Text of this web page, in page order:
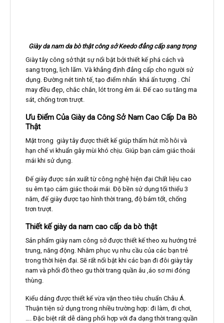
Giày da nam da bò thật công sở Keedo đẳng cấp sang trọng
Giày tây công sở thật sự nổi bật bởi thiết kế phá cách và
sang trọng, lịch lãm. Và khẳng định đẳng cấp cho người sử
dụng. Đường nét tinh tế, tạo điểm nhấn khá ấn tượng . Chỉ
may đều đẹp, chắc chắn, lót trong êm ái. Đế cao su tăng ma
sát, chống trơn trượt.
Ưu Điểm Của Giày da Công Sở Nam Cao Cấp Da Bò
Thật
Mặt trong giày tây được thiết kế giúp thấm hút mồ hôi và
hạn chế vi khuẩn gây mùi khó chịu. Giúp bạn cảm giác thoải
mái khi sử dụng.
Đế giày được sản xuất từ công nghệ hiện đại Chất liệu cao
su êm tạo cảm giác thoải mái. Độ bền sử dụng tối thiểu 3
năm, đế giày được tạo hình thời trang, độ bám tốt, chống
trơn trượt.
Thiết kế giày da nam cao cấp da bò thật
Sản phẩm giày nam công sở được thiết kế theo xu hướng trẻ
trung, năng động. Nhằm phục vụ nhu cầu của các bạn trẻ
trong thời hiện đại. Sẽ rất nổi bật khi các bạn đi đôi giày tây
nam và phối đồ theo gu thời trang quần âu ,áo sơ mi đóng
thùng.
Kiểu dáng được thiết kế vừa vặn theo tiêu chuẩn Châu Á.
Thuận tiện sử dụng trong nhiều trường hợp: đi làm, đi chơi,
…. Đặc biệt rất dễ dàng phối hợp với đa dạng thời trang:quần